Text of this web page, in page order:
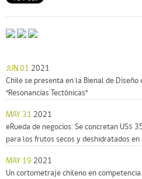
JUN 01 2021
Chile se presenta en la Bienal de
"Resonancias Tectónicas"
MAY 31 2021
eRueda de negocios: Se concretan US$
para los frutos secos y deshidratados
MAY 19 2021
Un cortometraje chileno en